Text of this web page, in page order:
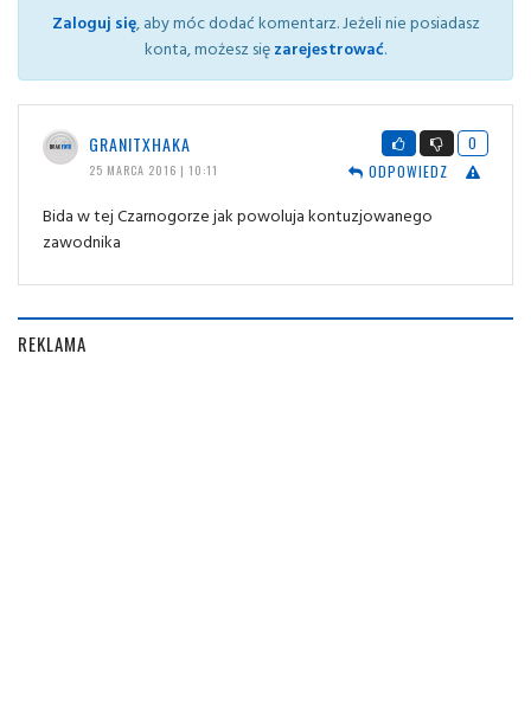
Zaloguj się, aby móc dodać komentarz. Jeżeli nie posiadasz
konta, możesz sięzarejestrować.
GRANITXHAKA
25 MARCA 2016 | 10:11
0
ODPOWIEDZ
Bida w tej Czarnogorze jak powoluja kontuzjowanego
zawodnika
REKLAMA